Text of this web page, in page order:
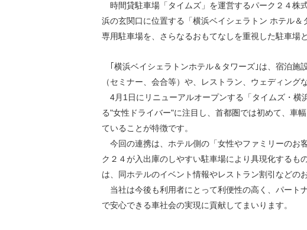
株価情報
株式概要
株主構成 配当情報
株主優待
資源の有効利用
気候変動への取り組み
編集方針 （PDFファイル）
人的資本価
た取り組み
統合報告書 ※投
時間貸駐車場「タイムズ」を運営するパーク２４株
浜の玄関口に位置する「横浜ベイシェラトン ホテル
専用駐車場を、さらなるおもてなしを重視した駐車場
｢横浜ベイシェラトンホテル＆タワーズ｣は、宿泊施
（セミナー、会合等）や、レストラン、ウェディング
4月1日にリニューアルオープンする「タイムズ・横
る"女性ドライバー"に注目し、首都圏では初めて、車
ていることが特徴です。
今回の連携は、ホテル側の「女性やファミリーのお
ク２４が入出庫のしやすい駐車場により具現化する
は、同ホテルのイベント情報やレストラン割引などの
当社は今後も利用者にとって利便性の高く、パート
で安心できる車社会の実現に貢献してまいります。